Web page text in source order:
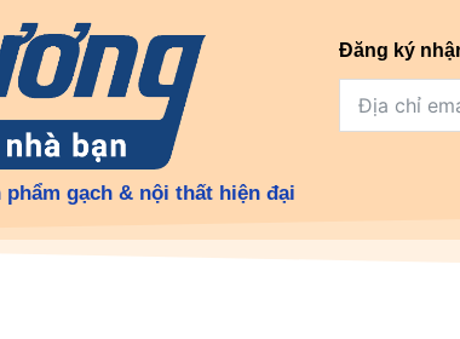
gạch & nội thất hiện đại
Đăng ký